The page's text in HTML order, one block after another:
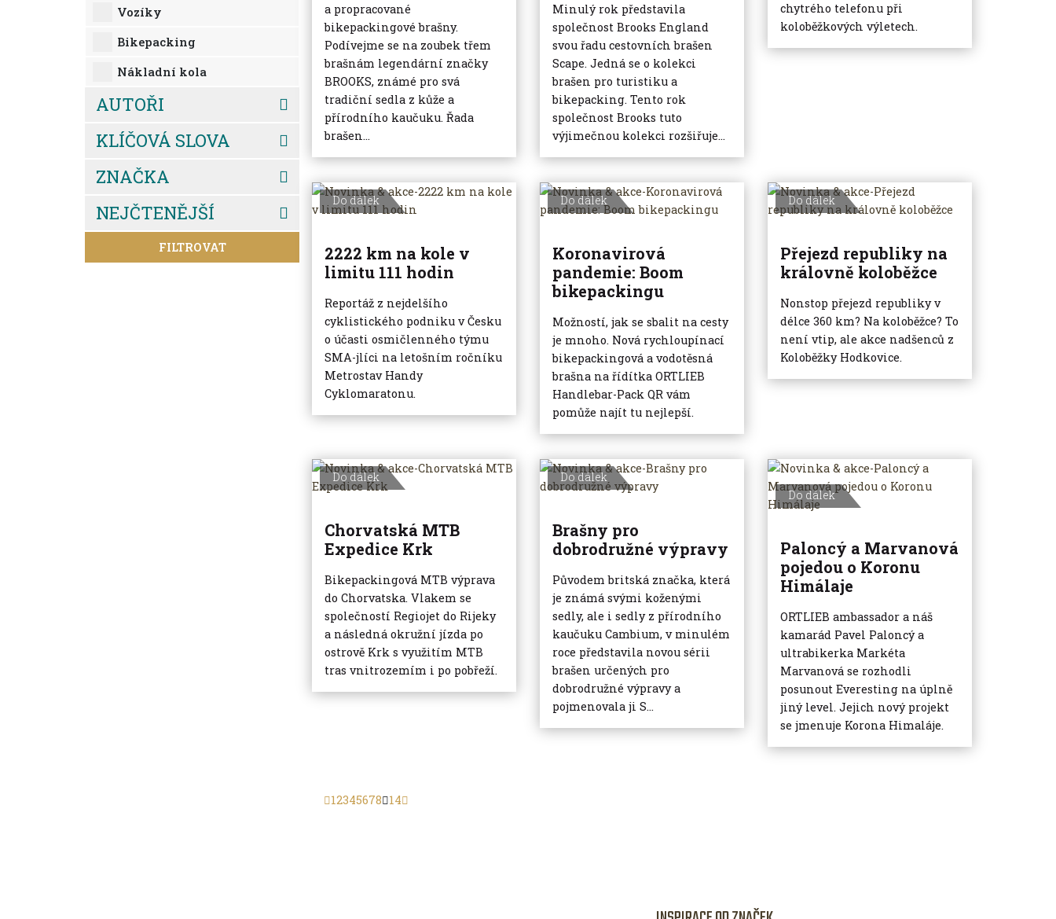
Vozíky
Bikepacking
Nákladní kola
AUTOŘI
KLÍČOVÁ SLOVA
ZNAČKA
NEJČTENĚJŠÍ
FILTROVAT
a propracované
bikepackingové brašny.
Podívejme se na zoubek třem
brašnám legendární značky
BROOKS, známé pro svá
tradiční sedla z kůže a
přírodního kaučuku. Řada
brašen...
Minulý rok představila
společnost Brooks England
svou řadu cestovních brašen
Scape. Jedná se o kolekci
brašen pro turistiku a
bikepacking. Tento rok
společnost Brooks tuto
výjimečnou kolekci rozšiřuje...
chytrého telefonu při
koloběžkových výletech.
Do dálek
2222 km na kole v
limitu 111 hodin
Reportáž z nejdelšího
cyklistického podniku v Česku
o účasti osmičlenného týmu
SMA-jlíci na letošním ročníku
Metrostav Handy
Cyklomaratonu.
Do dálek
Koronavirová
pandemie: Boom
bikepackingu
Možností, jak se sbalit na cesty
je mnoho. Nová rychloupínací
bikepackingová a vodotěsná
brašna na řídítka ORTLIEB
Handlebar-Pack QR vám
pomůže najít tu nejlepší.
Do dálek
Přejezd republiky na
královně koloběžce
Nonstop přejezd republiky v
délce 360 km? Na koloběžce? To
není vtip, ale akce nadšenců z
Koloběžky Hodkovice.
Do dálek
Chorvatská MTB
Expedice Krk
Bikepackingová MTB výprava
do Chorvatska. Vlakem se
společností Regiojet do Rijeky
a následná okružní jízda po
ostrově Krk s využitím MTB
tras vnitrozemím i po pobřeží.
Do dálek
Brašny pro
dobrodružné výpravy
Původem britská značka, která
je známá svými koženými
sedly, ale i sedly z přírodního
kaučuku Cambium, v minulém
roce představila novou sérii
brašen určených pro
dobrodružné výpravy a
pojmenovala ji S...
Do dálek
Paloncý a Marvanová
pojedou o Koronu
Himálaje
ORTLIEB ambassador a náš
kamarád Pavel Paloncý a
ultrabikerka Markéta
Marvanová se rozhodli
posunout Everesting na úplně
jiný level. Jejich nový projekt
se jmenuje Korona Himaláje.
12345678 14